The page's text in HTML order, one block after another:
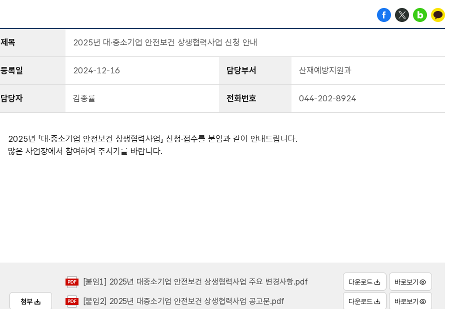
제목 2025년 대·중소기업 안전보건 상생협력사업 신청 안내
등록일 2024-12-16 담당부서 산재예방지원과
담당자 김종률 전화번호 044-202-8924
2025년 「대·중소기업 안전보건 상생협력사업」 신청·접수를 붙임과 같이 안내드립니다.
많은 사업장에서 참여하여 주시기를 바랍니다.
첨부
[붙임1] 2025년 대중소기업 안전보건 상생협력사업 주요 변경사항.pdf 다운로드 바로보기
[붙임2] 2025년 대중소기업 안전보건 상생협력사업 공고문.pdf 다운로드 바로보기